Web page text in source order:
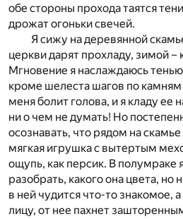
обе стороны прохода таятся
дрожат огоньки свечей.
Я сижу на деревянной
церкви дарят прохладу, зимой –
Мгновение я наслаждаюсь
кроме шелеста шагов по
меня болит голова, и я кладу ее
ни о чем не думать! Но
осознавать, что рядом на
мягкая игрушка с вытертым
ощупь, как персик. В полумраке
разобрать, какого она цвета, но
в ней чудится что-то знакомое,
лицу, от нее пахнет